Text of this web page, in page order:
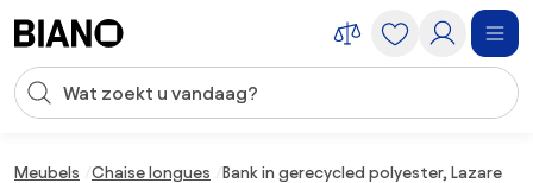
Zoekopdracht invoeren
Meubels Chaise longues Bank in gerecycled polyester, Lazare